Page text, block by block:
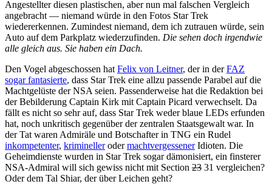
Angestellter diesen plastischen, aber nun mal falschen Vergleich
angebracht — niemand würde in den Fotos Star Trek
wiedererkennen. Zumindest niemand, dem ich zutrauen würde, sein
Auto auf dem Parkplatz wiederzufinden. Die sehen doch irgendwie
alle gleich aus. Sie haben ein Dach.
Den Vogel abgeschossen hat Felix von Leitner, der in derFAZ
sogar fantasierte, dass Star Trek eine allzu passende Parabel auf die
Machtgelüste der NSA seien. Passenderweise hat die Redaktion bei
der Bebilderung Captain Kirk mit Captain Picard verwechselt. Da
fällt es nicht so sehr auf, dass Star Trek weder blaue LEDs erfunden
hat, noch unkritisch gegenüber der zentralen Staatsgewalt war. In
der Tat waren Admiräle und Botschafter in TNG ein Rudel
inkompetenter, kriminellerodermachtvergessenerIdioten. Die
Geheimdienste wurden in Star Trek sogar dämonisiert, ein finsterer
NSA-Admiral will sich gewiss nicht mit Section 23 31 vergleichen?
Oder dem Tal Shiar, der über Leichen geht?